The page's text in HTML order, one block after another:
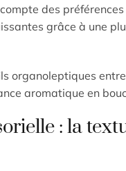
des
grâce à une
organoleptiques
aromatique en
: la